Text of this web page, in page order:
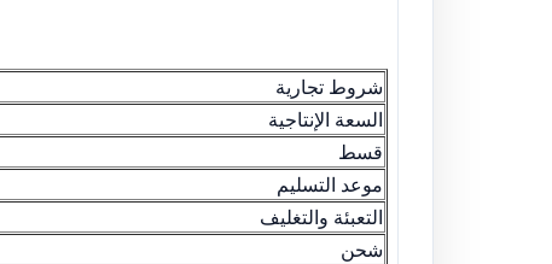
شروط تجارية
السعة الإنتاجية
قسط
موعد التسليم
التعبئة والتغليف
شحن